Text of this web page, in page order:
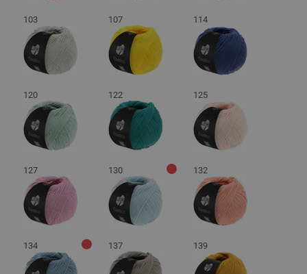
103 107 114
120 122 125
127 130 132
134 137 139